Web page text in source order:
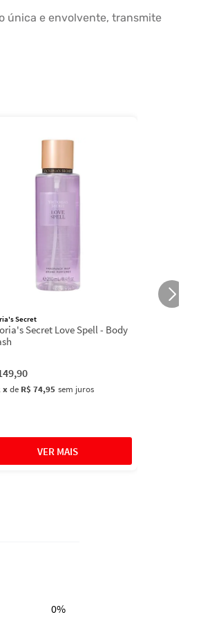
única e envolvente, transmite
Secret
Secret Love Spell - Body
,90
xde R$ 74,95 sem juros
0%